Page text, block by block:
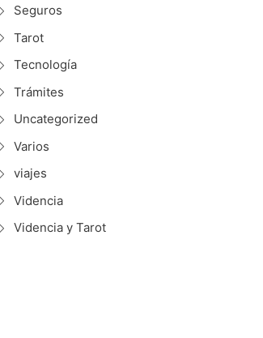
Seguros
Tarot
Tecnología
Trámites
Uncategorized
Varios
viajes
Videncia
Videncia y Tarot